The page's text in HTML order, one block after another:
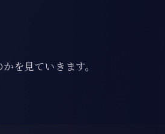
を見ていきます。